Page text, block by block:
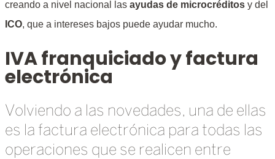
creando a nivel nacional las ayudas de microcréditos y del
ICO, que a intereses bajos puede ayudar mucho.
IVA franquiciado y factura
electrónica
Volviendo a las novedades, una de ellas
es la factura electrónica para todas las
operaciones que se realicen entre